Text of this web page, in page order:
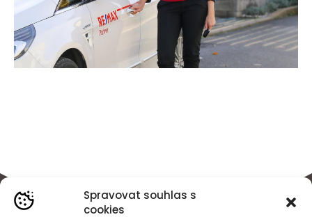
Spravovat souhlas s
cookies